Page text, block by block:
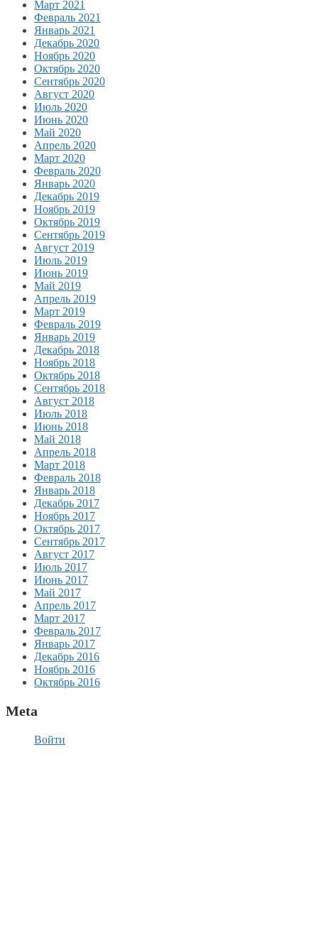
Март 2021
Февраль 2021
Январь 2021
Декабрь 2020
Ноябрь 2020
Октябрь 2020
Сентябрь 2020
Август 2020
Июль 2020
Июнь 2020
Май 2020
Апрель 2020
Март 2020
Февраль 2020
Январь 2020
Декабрь 2019
Ноябрь 2019
Октябрь 2019
Сентябрь 2019
Август 2019
Июль 2019
Июнь 2019
Май 2019
Апрель 2019
Март 2019
Февраль 2019
Январь 2019
Декабрь 2018
Ноябрь 2018
Октябрь 2018
Сентябрь 2018
Август 2018
Июль 2018
Июнь 2018
Май 2018
Апрель 2018
Март 2018
Февраль 2018
Январь 2018
Декабрь 2017
Ноябрь 2017
Октябрь 2017
Сентябрь 2017
Август 2017
Июль 2017
Июнь 2017
Май 2017
Апрель 2017
Март 2017
Февраль 2017
Январь 2017
Декабрь 2016
Ноябрь 2016
Октябрь 2016
Meta
Войти